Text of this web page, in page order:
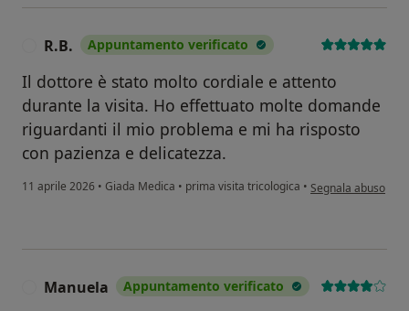
R.B. Appuntamento verificato
Il dottore è stato molto cordiale e attento
durante la visita. Ho effettuato molte domande
riguardanti il mio problema e mi ha risposto
con pazienza e delicatezza.
11 aprile 2026 • Giada Medica • prima visita tricologica • secondo l'opinione
Segnala abuso
Manuela Appuntamento verificato